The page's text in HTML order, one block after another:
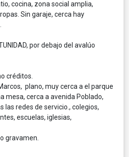
cocina, zona social amplia,
Sin garaje, cerca hay
por debajo del avalúo
créditos.
plano, muy cerca a el parque
mesa, cerca a avenida Poblado,
las redes de servicio., colegios,
escuelas, iglesias,
gravamen.